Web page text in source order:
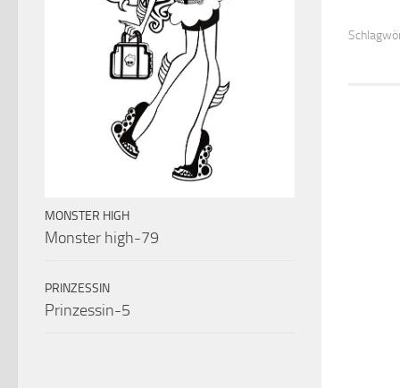
MONSTER HIGH
Monster high-79
PRINZESSIN
Prinzessin-5